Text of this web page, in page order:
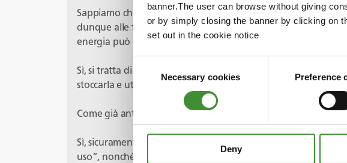
banner.The user can browse without giving
or by simply closing the banner by clicking on
set out in the cookie notice
SelectionNecessary cookies Preference
Deny
Sappiamo che i siti minerari sono spesso remoti. Molti
dunque alle fonti di energia autogenerate, come quella
energia può essere immagazzinata come idrogeno?
Sì, si tratta di produrla e poi capire come stoccarla. Se non c'è
stoccarla e utilizzarla dopo. L'idrogeno è una di queste
Come già anticipato dagli ospiti precedenti, bisogna valutare il
Sì, sicuramente. Se ne sta parlando, si stanno valutando le
uso”, nonché altri fattori, come gli elementi ESG. Dove e